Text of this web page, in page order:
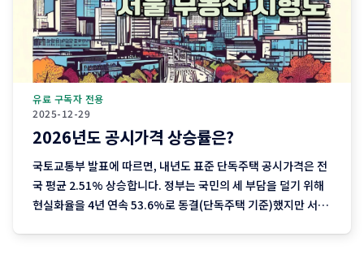
2025-12-29
유료 구독자 전용
2026년도 공시가격 상승률은?
국토교통부 발표에 따르면, 내년도 표준 단독주택 공시가격은 전
국 평균 2.51% 상승합니다. 정부는 국민의 세 부담을 덜기 위해
현실화율을 4년 연속 53.6%로 동결(단독주택 기준)했지만 서울